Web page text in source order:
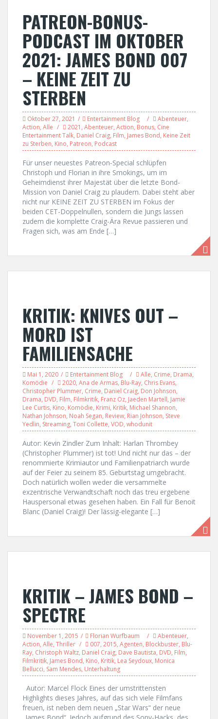
PATREON-BONUS-
PODCAST IM OKTOBER
2021: JAMES BOND 007
– KEINE ZEIT ZU
STERBEN
Oktober 27, 2021 Entertainment Blog Abenteuer,
Action, Alle 2021 , Abenteuer, Action, Bonus, Cine
Entertainment Talk, Daniel Craig, Film, James Bond, Keine Zeit
zu Sterben, Kino, Patreon, Podcast
Für unser neuestes Patreon-Special schlüpfen
Christoph und Florian in ihre Smokings, um im
Geheimdienst ihrer Majestät über die letzte Bond-
Mission von Daniel Craig zu plaudern. Dabei steht aber
nicht nur KEINE ZEIT ZU STERBEN im Fokus der
beiden CET-Doppelnullen, sondern die Jungs lassen
zudem die komplette Craig-Ära Revue passieren und
Fragen sich, was am Ende […]
KRITIK: KNIVES OUT –
MORD IST
FAMILIENSACHE
Mai 1, 2020 Entertainment Blog Alle, Crime, Drama,
Komödie
2020, Ana de Armas, Blu-Ray, Chris Evans,
Christopher Plummer, Crime, Daniel Craig, Don Johnson,
Drama, DVD, Film, Filmkritik, Franz Oz, Jaeden Martell, Jamie
Lee Curtis, Kino, Komödie, Krimi, Kritik, Michael Shannon,
Nathan Johnson, Noah Segan, Review, Rian Johnson, Steve
Yedlin, Streaming, Toni Collette, VOD, whodunit
Autor: Kevin Zindler Zum Inhalt: Harlan Thrombey
(Christopher Plummer) ist tot! Und nicht nur das – der
renommierte Krimiautor und Familienpatriarch wurde
auf der Feier zu seinem 85. Geburtstag umgebracht.
Doch natürlich wollen weder die versammelte
exzentrische Verwandtschaft noch das treu ergebene
Hauspersonal etwas gesehen haben. Ein Fall für Benoit
Blanc (Daniel Craig)! Der lässig-elegante […]
KRITIK – JAMES BOND –
SPECTRE
November 1, 2015 Florian Wurfbaum Abenteuer,
Action, Alle, Thriller 007, 2015, Agenten, Blockbuster, Blu-
Ray, Christoph Waltz, Daniel Craig, Dave Bautista, DVD, Film,
Filmkritik, James Bond, Kino, Kritik, Lea Seydoux, Monica
Bellucci, Sam Mendes, Unterhaltung
Autor: Marcel Flock Eines der umstrittensten
Highlights dieses Jahres, auf das sich viele Filmfans
freuen, ist neben dem neuen „Star Wars“ der neue